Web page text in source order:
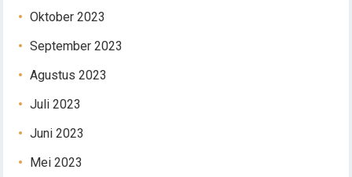
Oktober 2023
September 2023
Agustus 2023
Juli 2023
Juni 2023
Mei 2023